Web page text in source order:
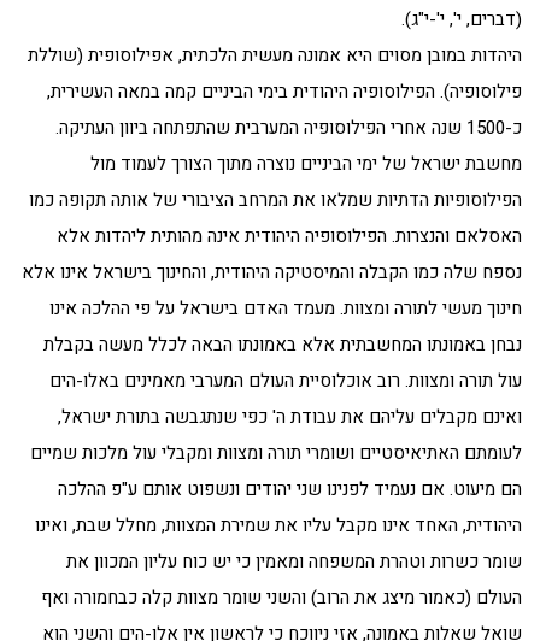
(דברים, י', י'-י"ג).
היהדות במובן מסוים היא אמונה מעשית הלכתית, אפילוסופית (שוללת
פילוסופיה). הפילוסופיה היהודית בימי הביניים קמה במאה העשירית,
כ-1500 שנה אחרי הפילוסופיה המערבית שהתפתחה ביוון העתיקה.
מחשבת ישראל של ימי הביניים נוצרה מתוך הצורך לעמוד מול
הפילוסופיות הדתיות שמלאו את המרחב הציבורי של אותה תקופה כמו
האסלאם והנצרות. הפילוסופיה היהודית אינה מהותית ליהדות אלא
נספח שלה כמו הקבלה והמיסטיקה היהודית, והחינוך בישראל אינו אלא
חינוך מעשי לתורה ומצוות. מעמד האדם בישראל על פי ההלכה אינו
נבחן באמונתו המחשבתית אלא באמונתו הבאה לכלל מעשה בקבלת
עול תורה ומצוות. רוב אוכלוסיית העולם המערבי מאמינים באלו-הים
ואינם מקבלים עליהם את עבודת ה' כפי שנתגבשה בתורת ישראל,
לעומתם האתיאיסטיים ושומרי תורה ומצוות ומקבלי עול מלכות שמיים
הם מיעוט. אם נעמיד לפנינו שני יהודים ונשפוט אותם ע"פ ההלכה
היהודית, האחד אינו מקבל עליו את שמירת המצוות, מחלל שבת, ואינו
שומר כשרות וטהרת המשפחה ומאמין כי יש כוח עליון המכוון את
העולם (כאמור מיצג את הרוב) והשני שומר מצוות קלה כבחמורה ואף
שואל שאלות באמונה, אזי ניווכח כי לראשון אין אלו-הים והשני הוא